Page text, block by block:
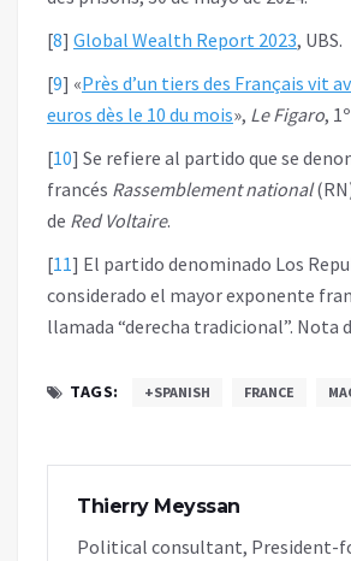
[8] Global Wealth Report 2023, UBS.
[9] «Près d’un tiers des Français vit
euros dès le 10 du mois», Le Figaro,
[10] Se refiere al partido que se
francés Rassemblement national
de Red Voltaire.
[11] El partido denominado Los
considerado el mayor exponente
llamada “derecha tradicional”. Nota
TAGS: +SPANISH FRANCE
Thierry Meyssan
Political consultant, President-